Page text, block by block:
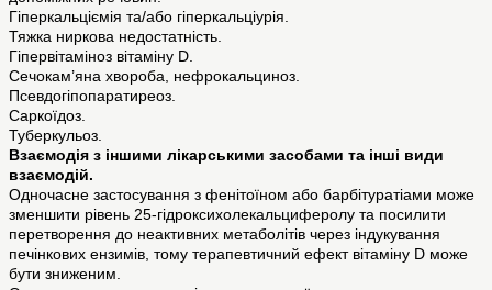
Гіперкальціємія та/або гіперкальціурія.
Тяжка ниркова недостатність.
Гіпервітаміноз вітаміну D.
Сечокам’яна хвороба, нефрокальциноз.
Псевдогіпопаратиреоз.
Саркоїдоз.
Туберкульоз.
Взаємодія з іншими лікарськими засобами та інші види
взаємодій.
Одночасне застосування з фенітоїном або барбітуратіами може
зменшити рівень 25-гідроксихолекальциферолу та посилити
перетворення до неактивних метаболітів через індукування
печінкових ензимів, тому терапевтичний ефект вітаміну D може
бути зниженим.